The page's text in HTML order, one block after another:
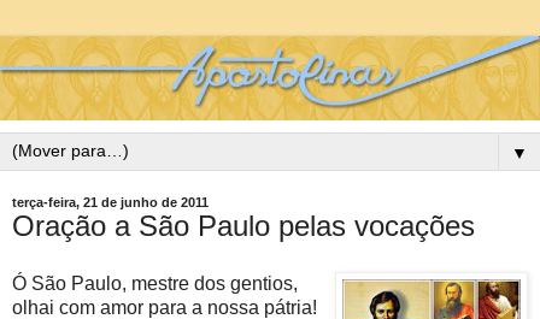
▼
terça-feira, 21 de junho de 2011
Oração a São Paulo pelas vocações
Ó São Paulo, mestre dos gentios,
olhai com amor para a nossa pátria!